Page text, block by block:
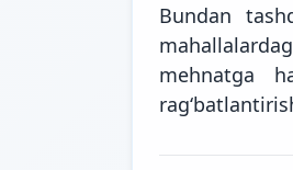
Bundan
mehnatga